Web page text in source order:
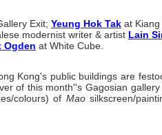
Exit; Yeung Hok Tak at
modernist writer & artist Lain
Ogden at White Cube.
Kong's public buildings are
of this month''s Gagosian
colours) of Maosilkscreen/